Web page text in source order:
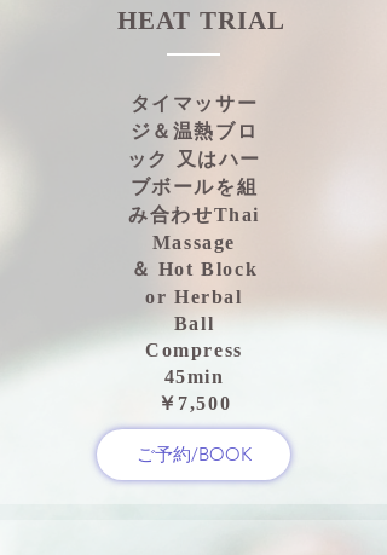
HEAT TRIAL
タイマッサー
ジ＆ 温熱ブロ
ック 又はハー
ブボールを組
み合わせThai
Massage
＆ Hot Block
or Herbal
Ball
Compress
45min
￥7,500
ご予約/BOOK